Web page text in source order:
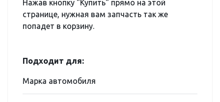
Нажав кнопку "Купить" прямо на этой
странице, нужная вам запчасть так же
попадет в корзину.
Подходит для:
Марка автомобиля